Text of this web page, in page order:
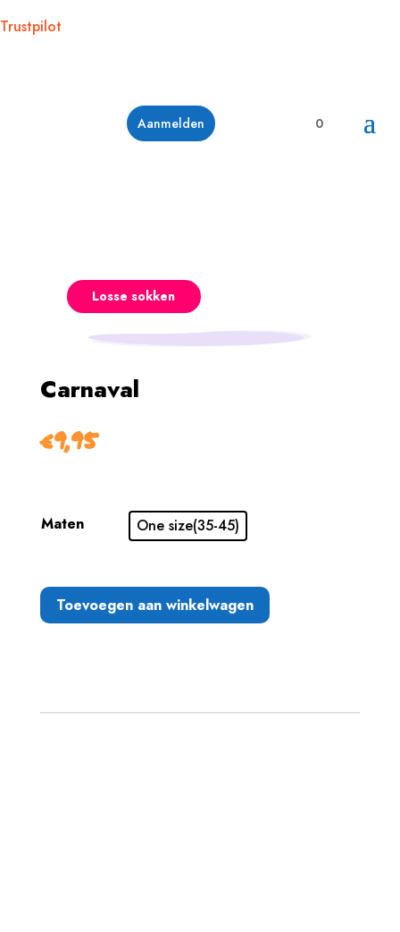
Trustpilot
0
Aanmelden
Losse sokken
Carnaval
€9,95
Maten One size(35-45)
Toevoegen aan winkelwagen